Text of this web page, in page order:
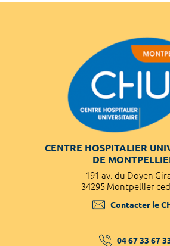
CENTRE HOSPITALIER
DE
191 av. du Doyen
34295 Montpellier
Contacter le
04 67 33 67